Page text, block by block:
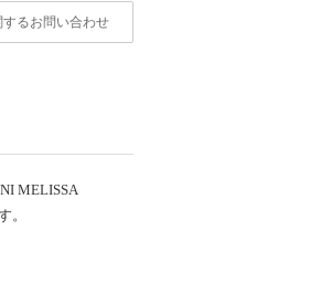
するお問い合わせ
MELISSA
。